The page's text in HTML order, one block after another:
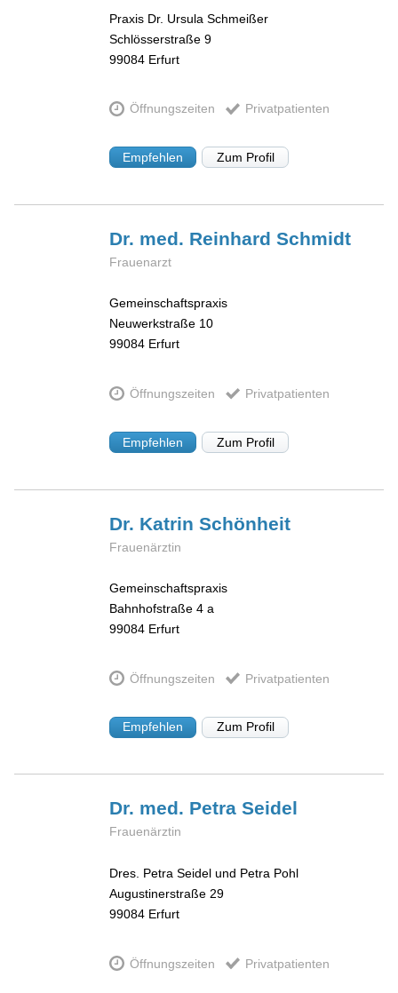
Praxis Dr. Ursula Schmeißer
Schlösserstraße 9
99084 Erfurt
Öffnungszeiten Privatpatienten
Empfehlen Zum Profil
Dr. med. ReinhardSchmidt
Frauenarzt
Gemeinschaftspraxis
Neuwerkstraße 10
99084 Erfurt
Öffnungszeiten Privatpatienten
Empfehlen Zum Profil
Dr. KatrinSchönheit
Frauenärztin
Gemeinschaftspraxis
Bahnhofstraße 4 a
99084 Erfurt
Öffnungszeiten Privatpatienten
Empfehlen Zum Profil
Dr. med. PetraSeidel
Frauenärztin
Dres. Petra Seidel und Petra Pohl
Augustinerstraße 29
99084 Erfurt
Öffnungszeiten Privatpatienten